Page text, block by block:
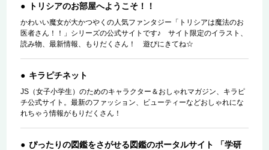
トリシアのお部屋へようこそ！！
かわいい魔女が大かつやくの人気ファンタジー「トリシアは魔法のお
医者さん！！」シリーズの公式サイトです♪ サイト限定のイラスト、
読み物、最新情報、もりだくさん！ 遊びにきてね☆
キラピチネット
JS（女子小学生）のためのキャラクター＆おしゃれマガジン、キラピ
チ公式サイト。最新のファッション、ビューティーなどおしゃれにな
れちゃう情報がもりだくさん！
ぴったりの図鑑をさがせる図鑑のポータルサイト 「学研